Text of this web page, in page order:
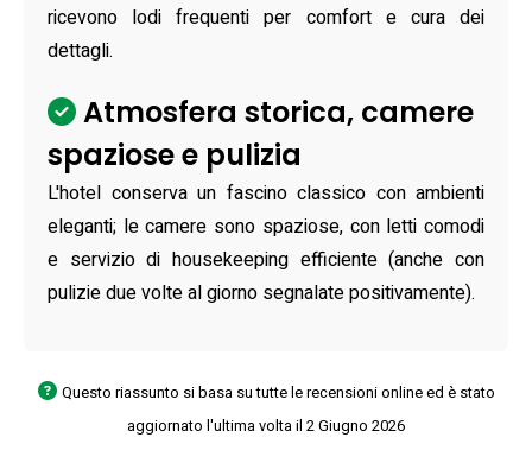
ricevono lodi frequenti per comfort e cura dei
dettagli.
Atmosfera storica, camere
spaziose e pulizia
L'hotel conserva un fascino classico con ambienti
eleganti; le camere sono spaziose, con letti comodi
e servizio di housekeeping efficiente (anche con
pulizie due volte al giorno segnalate positivamente).
Questo riassunto si basa su tutte le recensioni online ed è stato
aggiornato l'ultima volta il 2 Giugno 2026